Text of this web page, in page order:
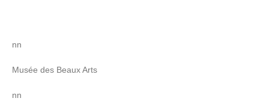
nn
Musée des Beaux Arts
nn